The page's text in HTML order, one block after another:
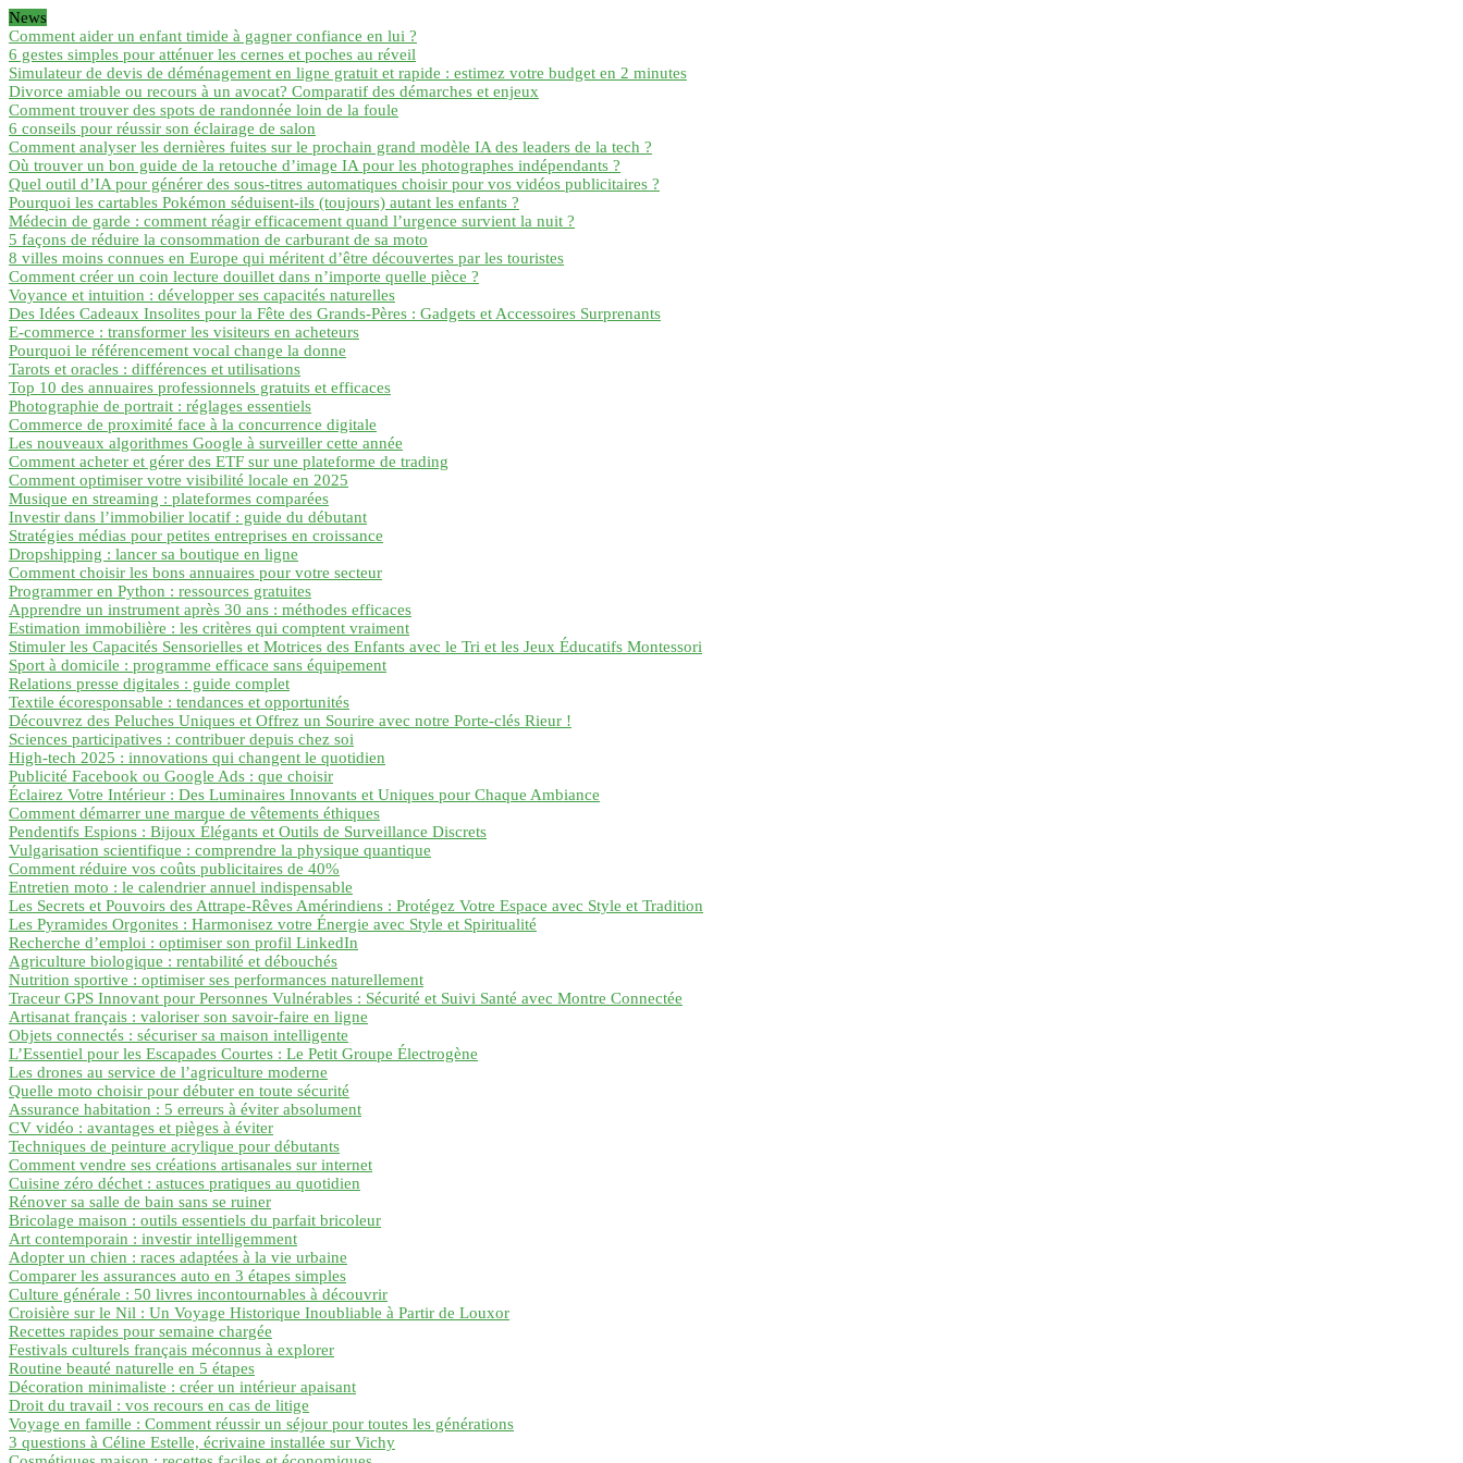
News
Comment aider un enfant timide à gagner confiance en lui ?
6 gestes simples pour atténuer les cernes et poches au réveil
Simulateur de devis de déménagement en ligne gratuit et rapide : estimez votre budget en 2 minutes
Divorce amiable ou recours à un avocat? Comparatif des démarches et enjeux
Comment trouver des spots de randonnée loin de la foule
6 conseils pour réussir son éclairage de salon
Comment analyser les dernières fuites sur le prochain grand modèle IA des leaders de la tech ?
Où trouver un bon guide de la retouche d’image IA pour les photographes indépendants ?
Quel outil d’IA pour générer des sous-titres automatiques choisir pour vos vidéos publicitaires ?
Pourquoi les cartables Pokémon séduisent-ils (toujours) autant les enfants ?
Médecin de garde : comment réagir efficacement quand l’urgence survient la nuit ?
5 façons de réduire la consommation de carburant de sa moto
8 villes moins connues en Europe qui méritent d’être découvertes par les touristes
Comment créer un coin lecture douillet dans n’importe quelle pièce ?
Voyance et intuition : développer ses capacités naturelles
Des Idées Cadeaux Insolites pour la Fête des Grands-Pères : Gadgets et Accessoires Surprenants
E-commerce : transformer les visiteurs en acheteurs
Pourquoi le référencement vocal change la donne
Tarots et oracles : différences et utilisations
Top 10 des annuaires professionnels gratuits et efficaces
Photographie de portrait : réglages essentiels
Commerce de proximité face à la concurrence digitale
Les nouveaux algorithmes Google à surveiller cette année
Comment acheter et gérer des ETF sur une plateforme de trading
Comment optimiser votre visibilité locale en 2025
Musique en streaming : plateformes comparées
Investir dans l’immobilier locatif : guide du débutant
Stratégies médias pour petites entreprises en croissance
Dropshipping : lancer sa boutique en ligne
Comment choisir les bons annuaires pour votre secteur
Programmer en Python : ressources gratuites
Apprendre un instrument après 30 ans : méthodes efficaces
Estimation immobilière : les critères qui comptent vraiment
Stimuler les Capacités Sensorielles et Motrices des Enfants avec le Tri et les Jeux Éducatifs Montessori
Sport à domicile : programme efficace sans équipement
Relations presse digitales : guide complet
Textile écoresponsable : tendances et opportunités
Découvrez des Peluches Uniques et Offrez un Sourire avec notre Porte-clés Rieur !
Sciences participatives : contribuer depuis chez soi
High-tech 2025 : innovations qui changent le quotidien
Publicité Facebook ou Google Ads : que choisir
Éclairez Votre Intérieur : Des Luminaires Innovants et Uniques pour Chaque Ambiance
Comment démarrer une marque de vêtements éthiques
Pendentifs Espions : Bijoux Élégants et Outils de Surveillance Discrets
Vulgarisation scientifique : comprendre la physique quantique
Comment réduire vos coûts publicitaires de 40%
Entretien moto : le calendrier annuel indispensable
Les Secrets et Pouvoirs des Attrape-Rêves Amérindiens : Protégez Votre Espace avec Style et Tradition
Les Pyramides Orgonites : Harmonisez votre Énergie avec Style et Spiritualité
Recherche d’emploi : optimiser son profil LinkedIn
Agriculture biologique : rentabilité et débouchés
Nutrition sportive : optimiser ses performances naturellement
Traceur GPS Innovant pour Personnes Vulnérables : Sécurité et Suivi Santé avec Montre Connectée
Artisanat français : valoriser son savoir-faire en ligne
Objets connectés : sécuriser sa maison intelligente
L’Essentiel pour les Escapades Courtes : Le Petit Groupe Électrogène
Les drones au service de l’agriculture moderne
Quelle moto choisir pour débuter en toute sécurité
Assurance habitation : 5 erreurs à éviter absolument
CV vidéo : avantages et pièges à éviter
Techniques de peinture acrylique pour débutants
Comment vendre ses créations artisanales sur internet
Cuisine zéro déchet : astuces pratiques au quotidien
Rénover sa salle de bain sans se ruiner
Bricolage maison : outils essentiels du parfait bricoleur
Art contemporain : investir intelligemment
Adopter un chien : races adaptées à la vie urbaine
Comparer les assurances auto en 3 étapes simples
Culture générale : 50 livres incontournables à découvrir
Croisière sur le Nil : Un Voyage Historique Inoubliable à Partir de Louxor
Recettes rapides pour semaine chargée
Festivals culturels français méconnus à explorer
Routine beauté naturelle en 5 étapes
Décoration minimaliste : créer un intérieur apaisant
Droit du travail : vos recours en cas de litige
Voyage en famille : Comment réussir un séjour pour toutes les générations
3 questions à Céline Estelle, écrivaine installée sur Vichy